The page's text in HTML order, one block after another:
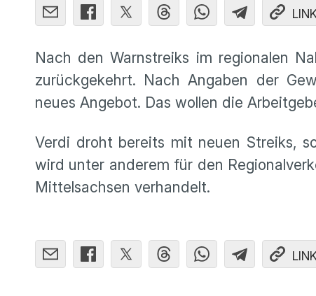
Nach den Warnstreiks im regionalen
zurückgekehrt. Nach Angaben der
neues Angebot. Das wollen die
Verdi droht bereits mit neuen Streiks,
wird unter anderem für den
Mittelsachsen verhandelt.